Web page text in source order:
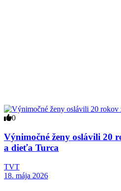
0
Výnimočné ženy oslávili 20
a dieťa Turca
TVT
18. mája 2026